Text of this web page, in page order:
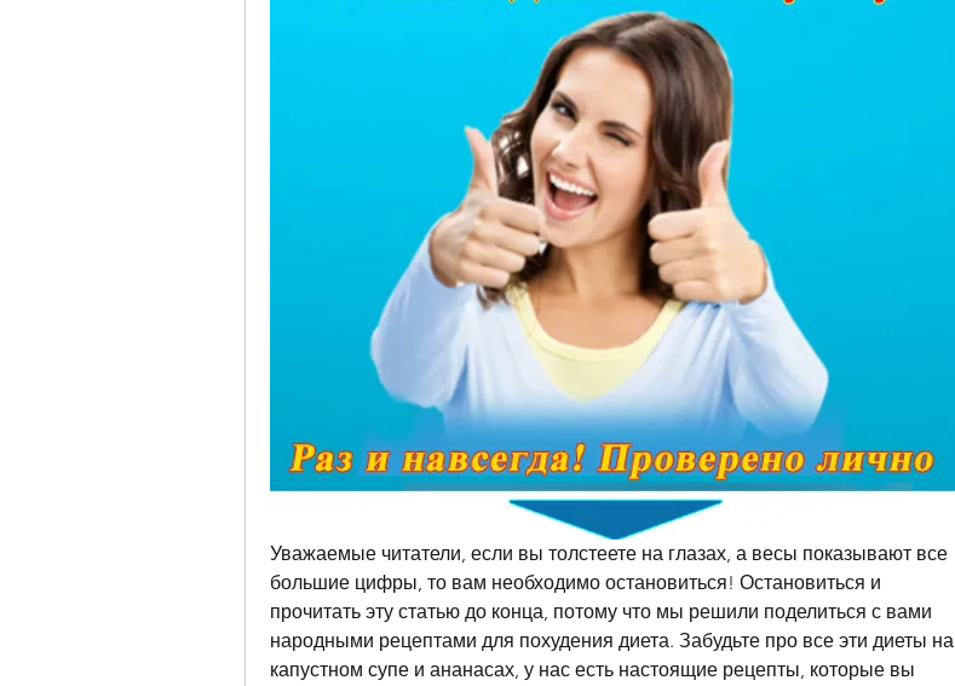
Уважаемые читатели, если вы толстеете на глазах, а весы показывают все
большие цифры, то вам необходимо остановиться! Остановиться и
прочитать эту статью до конца, потому что мы решили поделиться с вами
народными рецептами для похудения диета. Забудьте про все эти диеты на
капустном супе и ананасах, у нас есть настоящие рецепты, которые вы